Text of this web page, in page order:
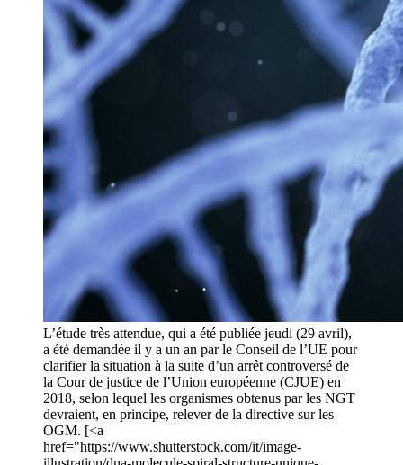
L’étude très attendue, qui a été publiée jeudi (29 avril),
a été demandée il y a un an par le Conseil de l’UE pour
clarifier la situation à la suite d’un arrêt controversé de
la Cour de justice de l’Union européenne (CJUE) en
2018, selon lequel les organismes obtenus par les NGT
devraient, en principe, relever de la directive sur les
OGM. [<a
href="https://www.shutterstock.com/it/image-